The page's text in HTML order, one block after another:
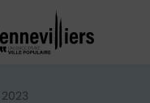
menu mobile